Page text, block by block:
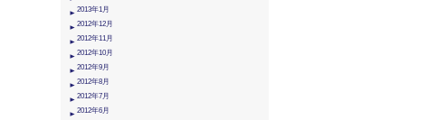
2013年1月
2012年12月
2012年11月
2012年10月
2012年9月
2012年8月
2012年7月
2012年6月